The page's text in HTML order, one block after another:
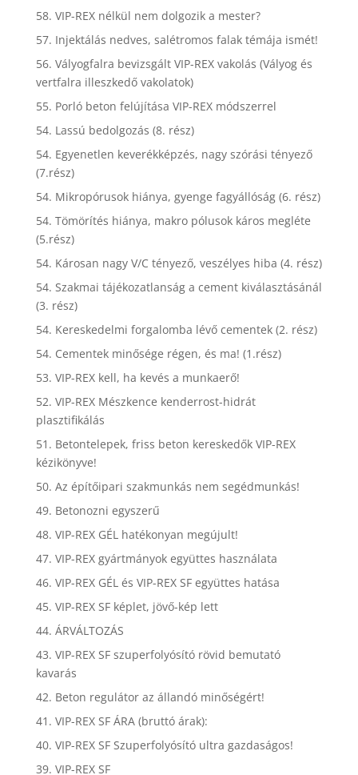
58. VIP-REX nélkül nem dolgozik a mester?
57. Injektálás nedves, salétromos falak témája ismét!
56. Vályogfalra bevizsgált VIP-REX vakolás (Vályog és
vertfalra illeszkedő vakolatok)
55. Porló beton felújítása VIP-REX módszerrel
54. Lassú bedolgozás (8. rész)
54. Egyenetlen keverékképzés, nagy szórási tényező
(7.rész)
54. Mikropórusok hiánya, gyenge fagyállóság (6. rész)
54. Tömörítés hiánya, makro pólusok káros megléte
(5.rész)
54. Károsan nagy V/C tényező, veszélyes hiba (4. rész)
54. Szakmai tájékozatlanság a cement kiválasztásánál
(3. rész)
54. Kereskedelmi forgalomba lévő cementek (2. rész)
54. Cementek minősége régen, és ma! (1.rész)
53. VIP-REX kell, ha kevés a munkaerő!
52. VIP-REX Mészkence kenderrost-hidrát
plasztifikálás
51. Betontelepek, friss beton kereskedők VIP-REX
kézikönyve!
50. Az építőipari szakmunkás nem segédmunkás!
49. Betonozni egyszerű
48. VIP-REX GÉL hatékonyan megújult!
47. VIP-REX gyártmányok együttes használata
46. VIP-REX GÉL és VIP-REX SF együttes hatása
45. VIP-REX SF képlet, jövő-kép lett
44. ÁRVÁLTOZÁS
43. VIP-REX SF szuperfolyósító rövid bemutató
kavarás
42. Beton regulátor az állandó minőségért!
41. VIP-REX SF ÁRA (bruttó árak):
40. VIP-REX SF Szuperfolyósító ultra gazdaságos!
39. VIP-REX SF